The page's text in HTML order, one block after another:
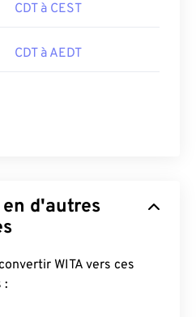
CDT à CEST
CDT à AEDT
d'autres
WITA vers ces
: